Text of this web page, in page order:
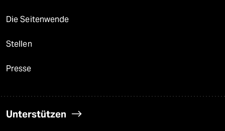
Die Seitenwende
Stellen
Presse
Unterstützen